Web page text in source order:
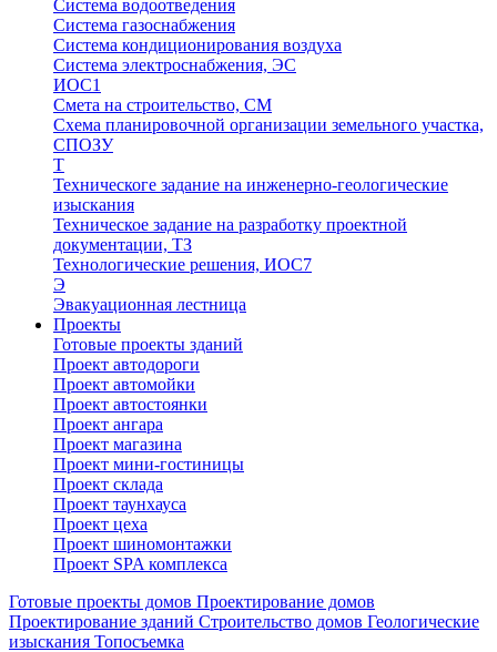
Система водоотведения
Система газоснабжения
Система кондиционирования воздуха
Система электроснабжения, ЭС
ИОС1
Смета на строительство, СМ
Схема планировочной организации земельного участка,
СПОЗУ
Т
Техническоге задание на инженерно-геологические
изыскания
Техническое задание на разработку проектной
документации, ТЗ
Технологические решения, ИОC7
Э
Эвакуационная лестница
Проекты
Готовые проекты зданий
Проект автодороги
Проект автомойки
Проект автостоянки
Проект ангара
Проект магазина
Проект мини-гостиницы
Проект склада
Проект таунхауса
Проект цеха
Проект шиномонтажки
Проект SPA комплекса
Готовые проекты домов Проектирование домов
Проектирование зданий Строительство домов Геологические
изыскания Топосъемка